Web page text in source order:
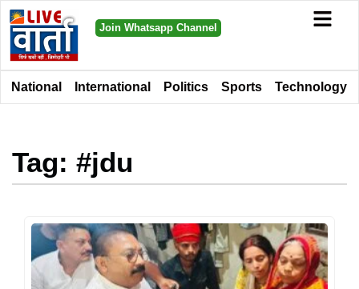
Join Whatsapp Channel
National International Politics Sports Technology
Tag: #jdu